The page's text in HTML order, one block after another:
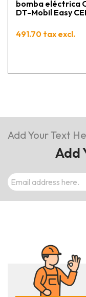
bomba eléctrica
DT-Mobil Easy
491.70 tax excl.
Add Your Text
Add